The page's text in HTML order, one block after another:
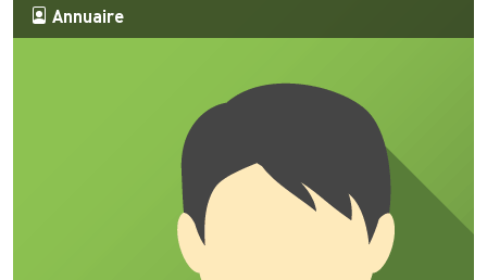
Annuaire